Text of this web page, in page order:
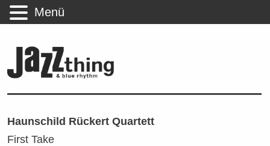
Haunschild Rückert Quartett
First Take
Menü